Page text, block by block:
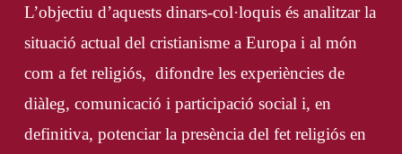
L’objectiu d’aquests dinars-col·loquis és analitzar la
situació actual del cristianisme a Europa i al món
com a fet religiós, difondre les experiències de
diàleg, comunicació i participació social i, en
definitiva, potenciar la presència del fet religiós en